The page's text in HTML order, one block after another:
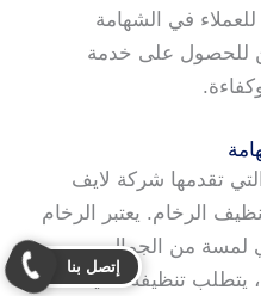
في الشهامة
للحصول على خدمة
تقدمها شركة لايف
الرخام. يعتبر الرخام
لمسة من الجمال
يتطلب تنظيفه عناية
إتصل بنا